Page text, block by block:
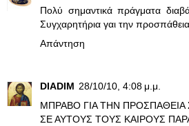
Πολύ σημαντικά πράγματα
Συγχαρητήρια γαι την
Απάντηση
DIADIM 28/10/10, 4:08 μ.μ.
ΜΠΡΑΒΟ ΓΙΑ ΤΗΝ ΠΡΟΣΠΑΘΕΙΑ
ΣΕ ΑΥΤΟΥΣ ΤΟΥΣ ΚΑΙΡΟΥΣ